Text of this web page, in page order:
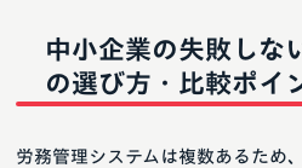
中小企業の失敗しな
の選び方・比較ポイ
労務管理システムは複数あるため